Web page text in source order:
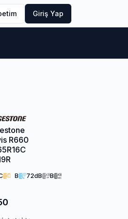
Giriş Yap
R660
B 72dB B